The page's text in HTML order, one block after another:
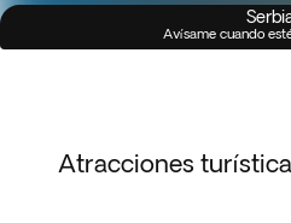
Avísame cuando
Atracciones